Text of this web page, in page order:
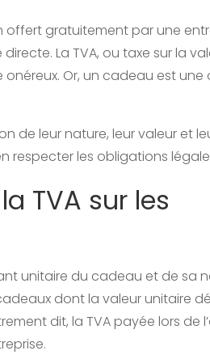
offert gratuitement par une
La TVA, ou taxe sur la
Or, un cadeau est
de leur nature, leur valeur et
respecter les obligations
TVA sur les
unitaire du cadeau et de sa
dont la valeur unitaire
dit, la TVA payée lors de